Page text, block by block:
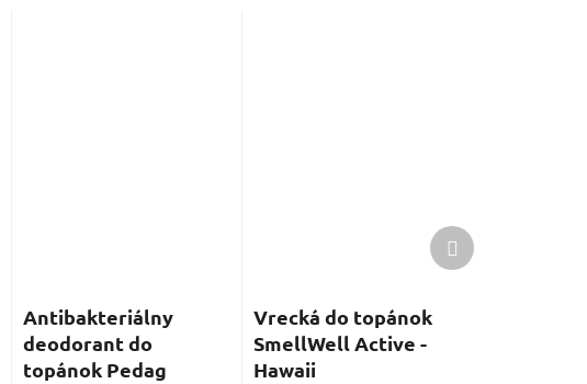
Antibakteriálny
deodorant do
topánok Pedag
Vrecká do topánok
SmellWell Active -
Hawaii
Ďalší
produkt